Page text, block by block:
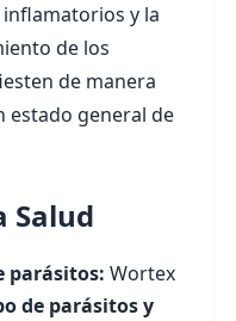
y la
de los
de manera
estado general de
Salud
parásitos: Wortex
de parásitos y